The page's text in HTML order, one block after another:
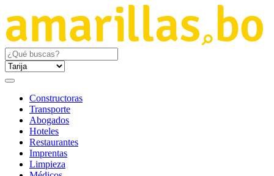
Constructoras
Transporte
Abogados
Hoteles
Restaurantes
Imprentas
Limpieza